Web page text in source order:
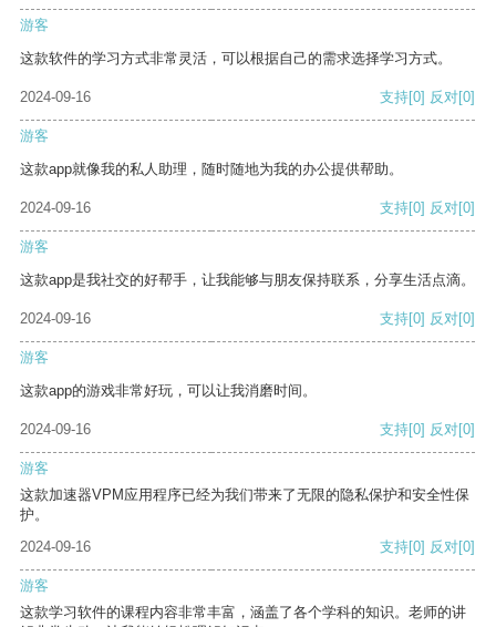
游客
这款软件的学习方式非常灵活，可以根据自己的需求选择学习方式。
2024-09-16 支持[0] 反对[0]
游客
这款app就像我的私人助理，随时随地为我的办公提供帮助。
2024-09-16 支持[0] 反对[0]
游客
这款app是我社交的好帮手，让我能够与朋友保持联系，分享生活点滴。
2024-09-16 支持[0] 反对[0]
游客
这款app的游戏非常好玩，可以让我消磨时间。
2024-09-16 支持[0] 反对[0]
游客
这款加速器VPM应用程序已经为我们带来了无限的隐私保护和安全性保
护。
2024-09-16
支持[0] 反对[0]
游客
这款学习软件的课程内容非常丰富，涵盖了各个学科的知识。老师的讲